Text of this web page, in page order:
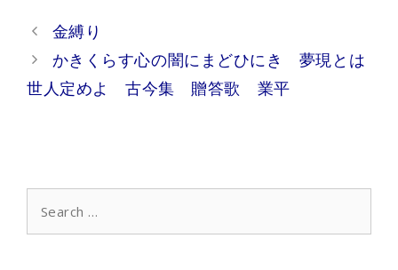
Post
navigation
金縛り
かきくらす心の闇にまどひにき 夢現とは
世人定めよ 古今集 贈答歌 業平